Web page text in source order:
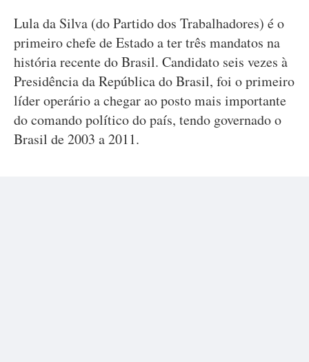
Lula da Silva (do Partido dos Trabalhadores) é o
primeiro chefe de Estado a ter três mandatos na
história recente do Brasil. Candidato seis vezes à
Presidência da República do Brasil, foi o primeiro
líder operário a chegar ao posto mais importante
do comando político do país, tendo governado o
Brasil de 2003 a 2011.